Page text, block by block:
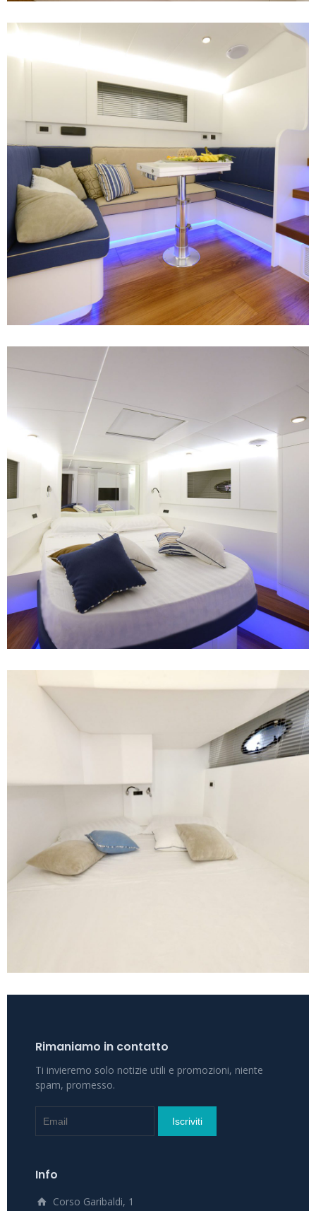
Rimaniamo in contatto
Ti invieremo solo notizie utili e promozioni, niente
spam, promesso.
Info
Corso Garibaldi, 1